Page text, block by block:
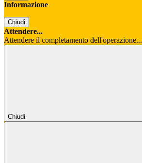
Informazione
Chiudi
Attendere...
Attendere il completamento dell'operazione...
Chiudi